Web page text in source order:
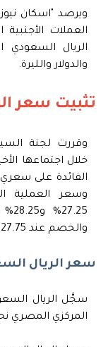
ويرصد "اسكان
العملات
الريال
والدولار والليرة.
تثبيت سعر
وقررت لجنة
الفائدة على سعري
وسعر العملية
والخصم عند 27.75%.
سعر الريال
سجَّل الريال
المركزي المصري نحو 12.65 للشراء ونحو 12.69